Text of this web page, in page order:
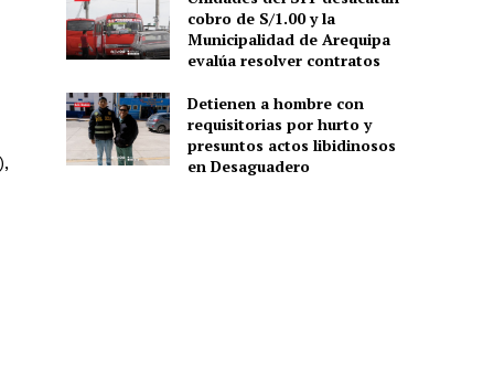
cobro de S/1.00 y la
Municipalidad de Arequipa
evalúa resolver contratos
Detienen a hombre con
requisitorias por hurto y
presuntos actos libidinosos
en Desaguadero